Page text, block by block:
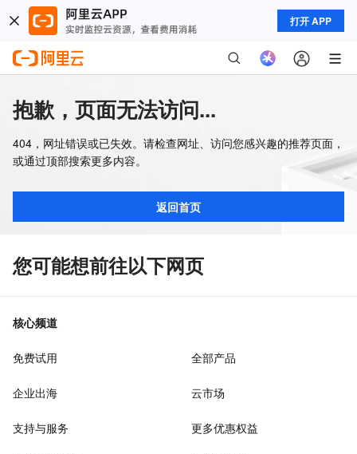
打开 APP
抱歉，页面无法访问...
404，网址错误或已失效。请检查网址、访问您感兴趣的推荐页面，
或通过顶部搜索更多内容。
返回首页
您可能想前往以下网页
核心频道
免费试用 全部产品
企业出海 云市场
支持与服务 更多优惠权益